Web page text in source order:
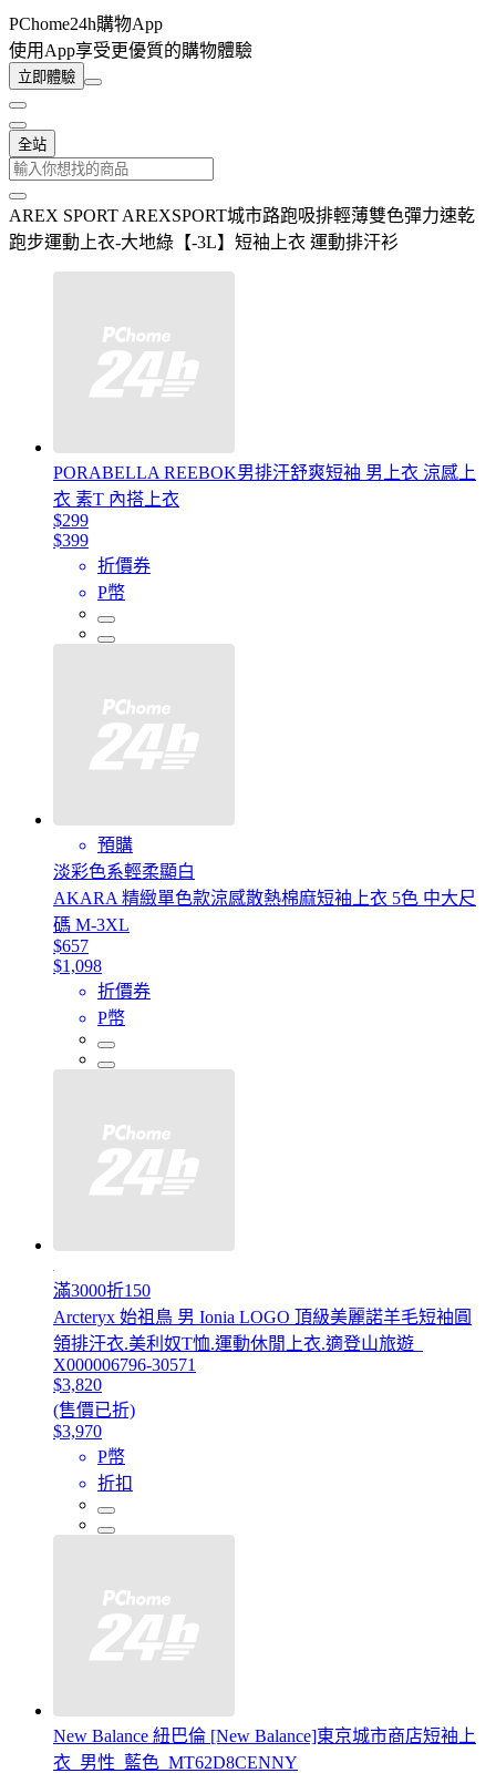
PChome24h購物App
使用App享受更優質的購物體驗
立即體驗
全站
AREX SPORT AREXSPORT城市路跑吸排輕薄雙色彈力速乾
跑步運動上衣-大地綠【-3L】短袖上衣 運動排汗衫
PORABELLA REEBOK男排汗舒爽短袖 男上衣 涼感上
衣 素T 內搭上衣
$299
$399
折價券
P幣
預購
淡彩色系輕柔顯白
AKARA 精緻單色款涼感散熱棉麻短袖上衣 5色 中大尺
碼 M-3XL
$657
$1,098
折價券
P幣
滿3000折150
Arcteryx 始祖鳥 男 Ionia LOGO 頂級美麗諾羊毛短袖圓
領排汗衣.美利奴T恤.運動休閒上衣.適登山旅遊_
X000006796-30571
$3,820
(售價已折)
$3,970
P幣
折扣
New Balance 紐巴倫 [New Balance]東京城市商店短袖上
衣_男性_藍色_MT62D8CENNY